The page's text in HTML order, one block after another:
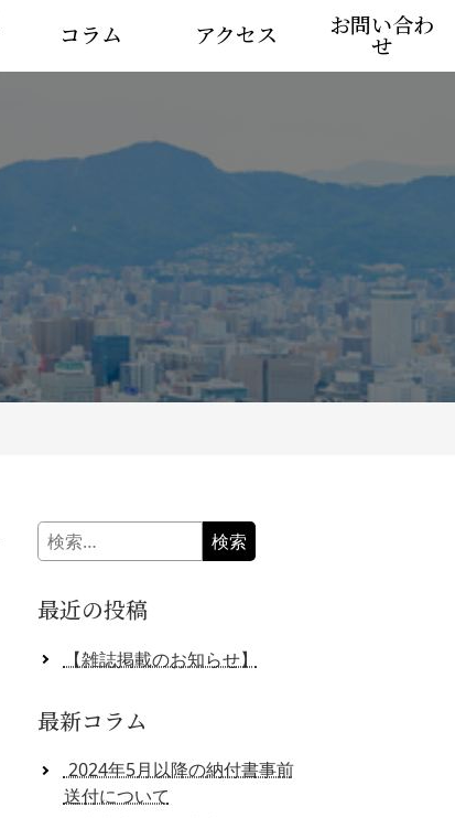
コラム アクセス お問い合わ
せ
検
索:
最近の投稿
【雑誌掲載のお知らせ】
最新コラム
2024年5月以降の納付書事前
送付について